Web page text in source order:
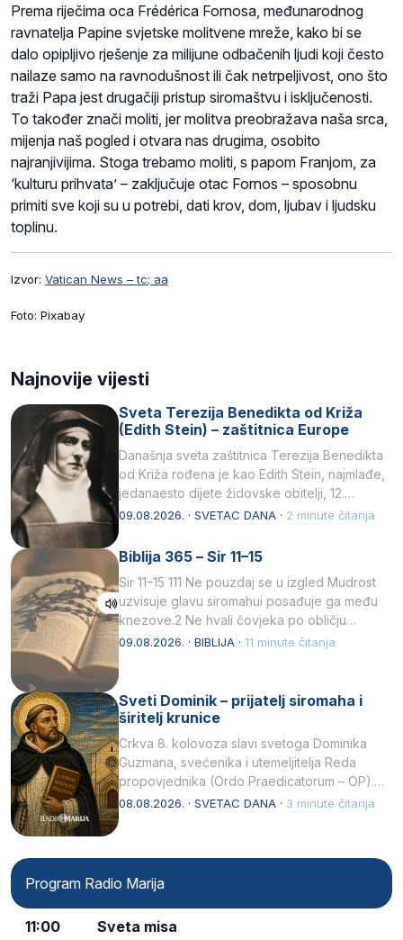
Prema riječima oca Frédérica Fornosa, međunarodnog
ravnatelja Papine svjetske molitvene mreže, kako bi se
dalo opipljivo rješenje za milijune odbačenih ljudi koji često
nailaze samo na ravnodušnost ili čak netrpeljivost, ono što
traži Papa jest drugačiji pristup siromaštvu i isključenosti.
To također znači moliti, jer molitva preobražava naša srca,
mijenja naš pogled i otvara nas drugima, osobito
najranjivijima. Stoga trebamo moliti, s papom Franjom, za
‘kulturu prihvata’ – zaključuje otac Fornos – sposobnu
primiti sve koji su u potrebi, dati krov, dom, ljubav i ljudsku
toplinu.
Izvor: Vatican News – tc; aa
Foto: Pixabay
Najnovije vijesti
Sveta Terezija Benedikta od Križa
(Edith Stein) – zaštitnica Europe
Današnja sveta zaštitnica Terezija Benedikta
od Križa rođena je kao Edith Stein, najmlađe,
jedanaesto dijete židovske obitelji, 12.
listopada 1891, u Wrocławu…
09.08.2026. · SVETAC DANA · 2 minute čitanja
Biblija 365 – Sir 11–15
Sir 11–15 111 Ne pouzdaj se u izgled Mudrost
uzvisuje glavu siromahui posađuje ga među
knezove.2 Ne hvali čovjeka po obličju
njegovui…
09.08.2026. · BIBLIJA · 11 minute čitanja
Sveti Dominik – prijatelj siromaha i
širitelj krunice
Crkva 8. kolovoza slavi svetoga Dominika
Guzmana, svećenika i utemeljitelja Reda
propovjednika (Ordo Praedicatorum – OP).
Svojim životom, dubokom ljubavlju prema
08.08.2026. · SVETAC DANA · 3 minute čitanja
Program Radio Marija
11:00 Sveta misa